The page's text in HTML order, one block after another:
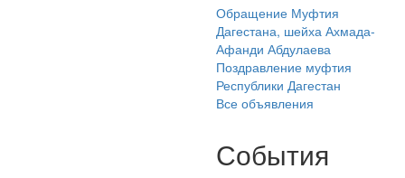
Обращение Муфтия
Дагестана, шейха Ахмада-
Афанди Абдулаева
Поздравление муфтия
Республики Дагестан
Все объявления
События